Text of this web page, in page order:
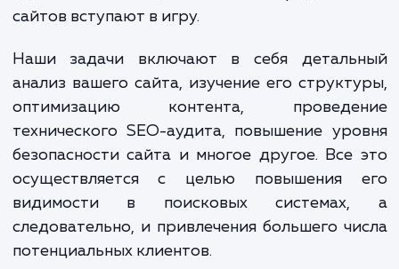
в услуге "Оплата за лида". Позвольте
интегрируя последние инновации в
SEO и цифрового маркетинга.
Ваш сайт - это ваш цифровой дом. Он
быть привлекательным, функциональным и,
самое важное, должен работать на вас.
здесь наши специалисты по
сайтов вступают в игру.